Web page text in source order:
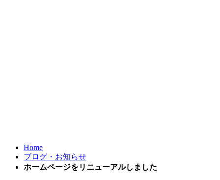
Home
ブログ・お知らせ
ホームページをリニューアルしました